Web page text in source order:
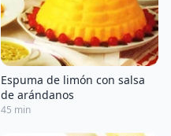
Espuma de limón con salsa
de arándanos
45 min